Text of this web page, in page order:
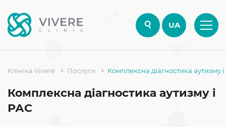
UA
Клініка Vivere Послуги Комплексна діагностика аутизму
Комплексна діагностика аутизму і
РАС